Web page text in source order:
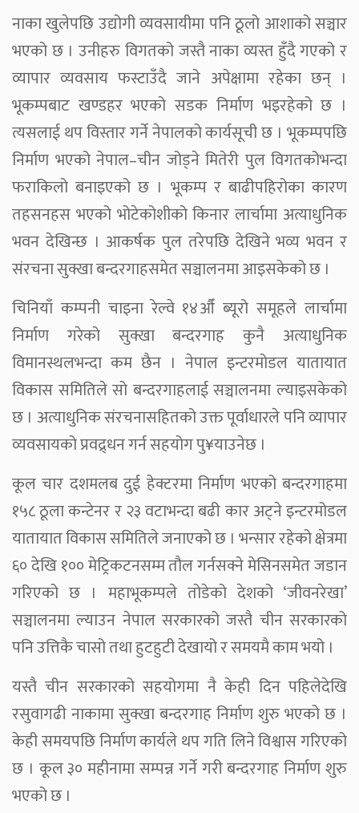
नाका खुलेपछि उद्योगी व्यवसायीमा पनि ठूलो आशाको सञ्चार
भएको छ । उनीहरु विगतको जस्तै नाका व्यस्त हुँदै गएको र
व्यापार व्यवसाय फस्टाउँदै जाने अपेक्षामा रहेका छन् ।
भूकम्पबाट खण्डहर भएको सडक निर्माण भइरहेको छ ।
त्यसलाई थप विस्तार गर्ने नेपालको कार्यसूची छ । भूकम्पपछि
निर्माण भएको नेपाल–चीन जोड्ने मितेरी पुल विगतकोभन्दा
फराकिलो बनाइएको छ । भूकम्प र बाढीपहिरोका कारण
तहसनहस भएको भोटेकोशीको किनार लार्चामा अत्याधुनिक
भवन देखिन्छ । आकर्षक पुल तरेपछि देखिने भव्य भवन र
संरचना सुक्खा बन्दरगाहसमेत सञ्चालनमा आइसकेको छ ।
चिनियाँ कम्पनी चाइना रेल्वे १४औँ ब्यूरो समूहले लार्चामा
निर्माण गरेको सुक्खा बन्दरगाह कुनै अत्याधुनिक
विमानस्थलभन्दा कम छैन । नेपाल इन्टरमोडल यातायात
विकास समितिले सो बन्दरगाहलाई सञ्चालनमा ल्याइसकेको
छ । अत्याधुनिक संरचनासहितको उक्त पूर्वाधारले पनि व्यापार
व्यवसायको प्रवद्र्धन गर्न सहयोग पु¥याउनेछ ।
कूल चार दशमलब दुई हेक्टरमा निर्माण भएको बन्दरगाहमा
१५८ ठूला कन्टेनर र २३ वटाभन्दा बढी कार अट्ने इन्टरमोडल
यातायात विकास समितिले जनाएको छ । भन्सार रहेको क्षेत्रमा
६० देखि १०० मेट्रिकटनसम्म तौल गर्नसक्ने मेसिनसमेत जडान
गरिएको छ । महाभूकम्पले तोडेको देशको ‘जीवनरेखा’
सञ्चालनमा ल्याउन नेपाल सरकारको जस्तै चीन सरकारको
पनि उत्तिकै चासो तथा हुटहुटी देखायो र समयमै काम भयो ।
यस्तै चीन सरकारको सहयोगमा नै केही दिन पहिलेदेखि
रसुवागढी नाकामा सुक्खा बन्दरगाह निर्माण शुरु भएको छ ।
केही समयपछि निर्माण कार्यले थप गति लिने विश्वास गरिएको
छ । कूल ३० महीनामा सम्पन्न गर्ने गरी बन्दरगाह निर्माण शुरु
भएको छ ।